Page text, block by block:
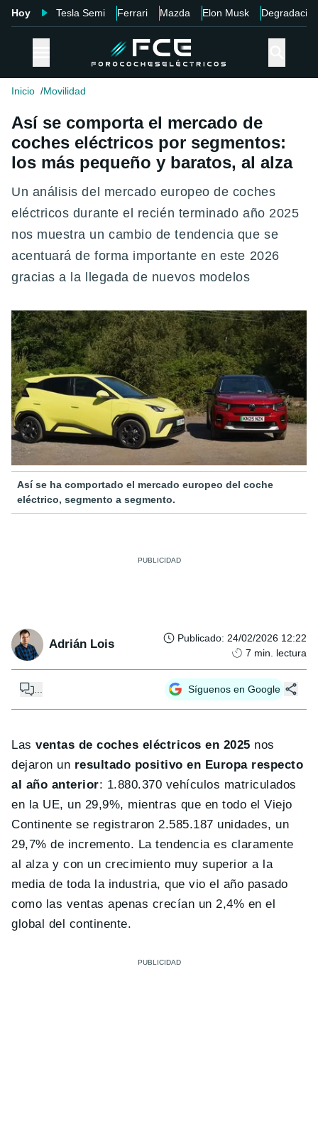
Hoy Tesla Semi Ferrari Mazda Elon Musk Degradación
Inicio Movilidad
Así se comporta el mercado de
coches eléctricos por segmentos:
los más pequeño y baratos, al alza
Un análisis del mercado europeo de coches
eléctricos durante el recién terminado año 2025
nos muestra un cambio de tendencia que se
acentuará de forma importante en este 2026
gracias a la llegada de nuevos modelos
Así se ha comportado el mercado europeo del coche
eléctrico, segmento a segmento.
Adrián Lois Publicado: 24/02/2026 12:22
7 min. lectura
Síguenos en Google
Lasventas de coches eléctricos en 2025 nos
dejaron un resultado positivo en Europa respecto
al año anterior: 1.880.370 vehículos matriculados
en la UE, un 29,9%, mientras que en todo el Viejo
Continente se registraron 2.585.187 unidades, un
29,7% de incremento. La tendencia es claramente
al alza y con un crecimiento muy superior a la
media de toda la industria, que vio el año pasado
como las ventas apenas crecían un 2,4% en el
global del continente.